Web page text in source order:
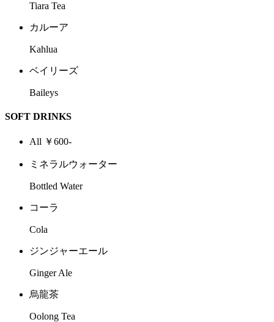
Tiara Tea
カルーア
Kahlua
ベイリーズ
Baileys
SOFT DRINKS
All ￥600-
ミネラルウォーター
Bottled Water
コーラ
Cola
ジンジャーエール
Ginger Ale
烏龍茶
Oolong Tea